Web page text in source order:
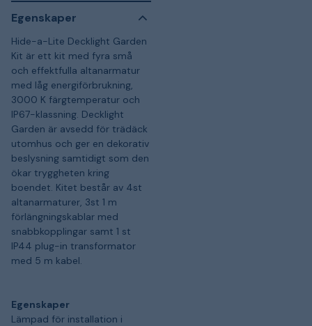
Egenskaper
Hide-a-Lite Decklight Garden
Kit är ett kit med fyra små
och effektfulla altanarmatur
med låg energiförbrukning,
3000 K färgtemperatur och
IP67-klassning. Decklight
Garden är avsedd för trädäck
utomhus och ger en dekorativ
beslysning samtidigt som den
ökar tryggheten kring
boendet. Kitet består av 4st
altanarmaturer, 3st 1 m
förlängningskablar med
snabbkopplingar samt 1 st
IP44 plug-in transformator
med 5 m kabel.
Egenskaper
Lämpad för installation i